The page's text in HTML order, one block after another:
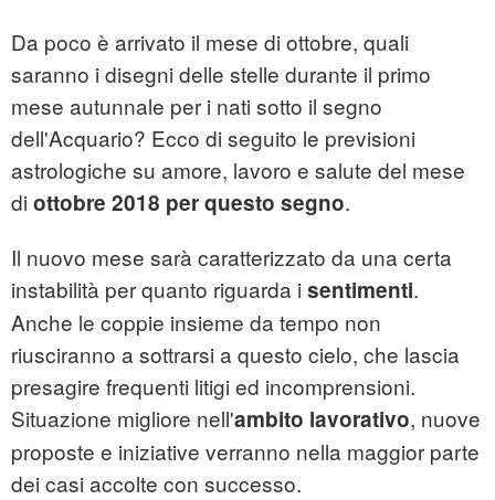
Da poco è arrivato il mese di ottobre, quali
saranno i disegni delle stelle durante il primo
mese autunnale per i nati sotto il segno
dell'Acquario? Ecco di seguito le previsioni
astrologiche su amore, lavoro e salute del mese
di ottobre 2018 per questo segno.
Il nuovo mese sarà caratterizzato da una certa
instabilità per quanto riguarda i sentimenti.
Anche le coppie insieme da tempo non
riusciranno a sottrarsi a questo cielo, che lascia
presagire frequenti litigi ed incomprensioni.
Situazione migliore nell'ambito lavorativo, nuove
proposte e iniziative verranno nella maggior parte
dei casi accolte con successo.